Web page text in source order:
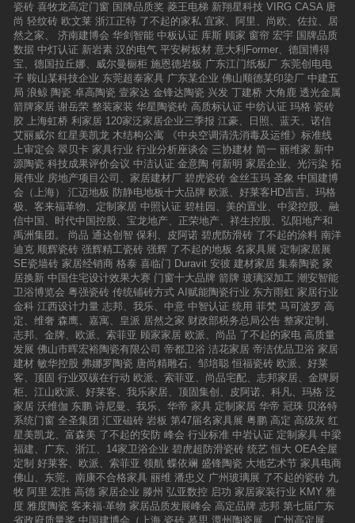
瓷砖 喜牧龙高定门窗 国牌品质奖 菱王电梯 新翔星科技 VIRG CASA 唐
尚 轻纹砖 欧文莱 浙江正特 了不起的家私 宜家、阿里、尚欧、佐拉、居
然之家、
济南建博会 华剑智能 中板认证 库斯 顾家 窗帘 宏宇 国牌品质
数据 中灯认证 新岩素 汉的电气 平安树板材 意大利Former、德国博得
宝、德国拉丘娜、威尔曼橱柜 施恩德岩板 广东江门纸板厂 东莞创电电
子 鞍山某科技企业 东莞超泰家具 广东某企业 佛山顺德某印染厂 中建五
局 浪鲸 陶瓷 卓高陶瓷 壹家达 金锋达陶瓷 兴发 丁建桥 大角鹿 透光金属
箭牌家居 谢岳荣 整装家装 华星陶瓷砖 高质标认证 中纺认证 玛格 瓷砖
胶 上海虹桥 利家居 120家泛家居企业三季报 江豪、日照、蓝天、诺信
艾丽威尔 红星美凯龙 木结构公寓
《中央空调清洗消毒及运维》标准线
上审定会 翠贝卡 家具行业 行业分析座谈会 三协建材 简一 丽维家 新中
源陶瓷 科技成果评价会议 中洁认证 金意陶 何新明 家居企业、光污染 拓
展伟业 房地产项目公司、家居建材厂 碧虎瓷砖 金丝玉玛 圣象 中国建博
会（上海）
汇迈地板 防静电地板十大品牌 欧派、好莱客HD吉吉、玛格
极、客来福革物、定制家居 中照认证 碧桂园、美的置业、中梁控股、融
信中国、时代中国控股、宝龙地产、正荣地产、祥生控股、弘阳地产和
禹洲集团。
尚品 通达创智 保利、皮阿诺 碧虎防滑砖 了不起的涂料 南洋
迪克 顺辉瓷砖 强辉精工瓷砖 强辉 了不起的地板 名家具展 定制家居展
SE瓷墙砖 家居经销商 格泰 喜临门 Duravit 安彼 建材家居 集泰陶瓷 家
居换新 中国住宅设计效果大赛 门窗十大品牌 箭牌 玻璃深加工 潮安智能
卫浴博览会 粤强瓷砖 传统铺砖方式 AI赋能陶瓷行业 东方雨虹 家居行业
金科 江西设计力量 志邦、我乐、中意 中智认证 统用 菲梵 马可波罗 高
定、维奢 森鹰、嘉寓、皇派 居然之家 财政部税务总局公告 整家定制、
志邦、金牌、欧派、索菲亚 顾家家居 欧派、尚品 了不起的家电 高质量
发展 佛山市晖宏裕陶瓷有限公司 帝都卫浴 洁花家居 帝洁优品卫浴 家居
建材 敏华控股 弗娜罗陶瓷 唐尚精雕石、邹培聪 恒福瓷砖 欧派、好莱
客、顶固 行业双碳在行动 欧派、索菲亚、尚品宅配、志邦家居、金牌厨
柜、江山欧派、好莱客、我乐家居、顶固集创、皮阿诺、科凡、玛格 泛
家居 沃维伽 东鹏 诗尼曼、我乐、华帝 家具 定制家居 华帝 冠珠 贝洛特
系统门窗 全圣集团 汇亚磁砖 岩板 第47届名家具展 粤鹏 高定 高级灰 红
星美凯龙、富森美 了不起的安防 峰会 行业标准 中岩认证 定制家具 中梁
福建、广东、浙江、14家卫浴企业 碧虎超防滑瓷砖 统艺 恒大 OEA全屋
定制 好莱客、欧派、索菲亚 领航 蝶依斓 盛锋陶瓷 大地艺术节 家具电商
佛山、东莞、南康不合格家具 丽维 潘忠义 广州玻璃展 了不起的瓷砖 九
牧 阿里 宏胜 高德 家居企业 滕州 弘亚数控 启功 家居家装行业 KMY 雅
度 雅度陶瓷 客来福·革物 家居品质发展峰会 高定品牌 志邦 第七届广东
省政府质量奖 中国建博会（上海 瓷砖 慕思 潭州陶瓷展、广州高定展、